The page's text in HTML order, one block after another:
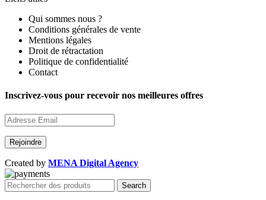
Qui sommes nous ?
Conditions générales de vente
Mentions légales
Droit de rétractation
Politique de confidentialité
Contact
Inscrivez-vous pour recevoir nos meilleures offres
Created by MENA Digital Agency
Search